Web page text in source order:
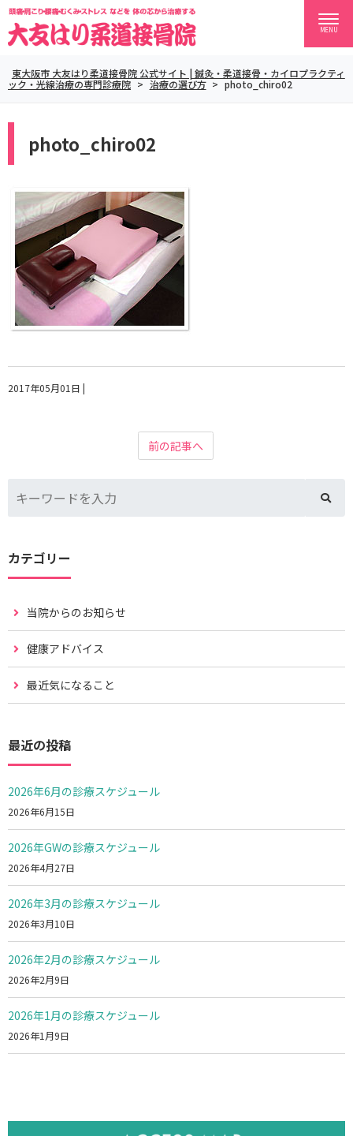
MENU
東大阪市 大友はり柔道接骨院 公式サイト | 鍼灸・柔道接骨・カイロプラクティ
ック・光線治療の専門診療院 > 治療の選び方 > photo_chiro02
photo_chiro02
2017年05月01日 |
前の記事へ
カテゴリー
当院からのお知らせ
健康アドバイス
最近気になること
最近の投稿
2026年6月の診療スケジュール
2026年6月15日
2026年GWの診療スケジュール
2026年4月27日
2026年3月の診療スケジュール
2026年3月10日
2026年2月の診療スケジュール
2026年2月9日
2026年1月の診療スケジュール
2026年1月9日